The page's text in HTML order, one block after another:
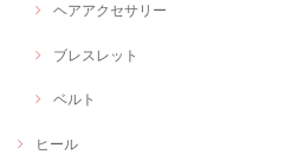
ヘアアクセサリー
ブレスレット
ベルト
ヒール